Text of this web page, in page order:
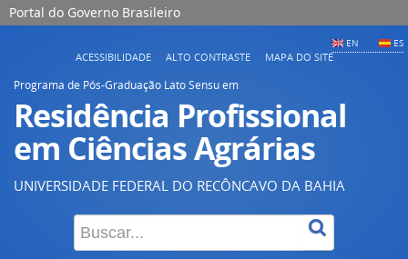
Portal do Governo Brasileiro
EN ES
ACESSIBILIDADE ALTO CONTRASTE MAPA DO SITE
Programa de Pós-Graduação Lato Sensu em
Residência Profissional
em Ciências Agrárias
UNIVERSIDADE FEDERAL DO RECÔNCAVO DA BAHIA